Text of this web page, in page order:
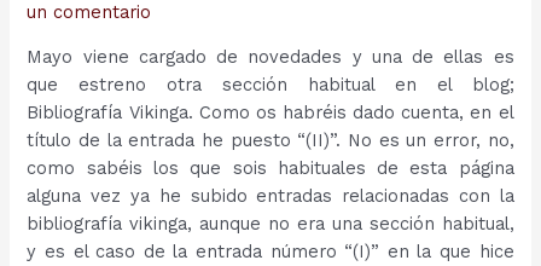
un comentario
Mayo viene cargado de novedades y una de ellas es
que estreno otra sección habitual en el blog;
Bibliografía Vikinga. Como os habréis dado cuenta, en el
título de la entrada he puesto “(II)”. No es un error, no,
como sabéis los que sois habituales de esta página
alguna vez ya he subido entradas relacionadas con la
bibliografía vikinga, aunque no era una sección habitual,
y es el caso de la entrada número “(I)” en la que hice